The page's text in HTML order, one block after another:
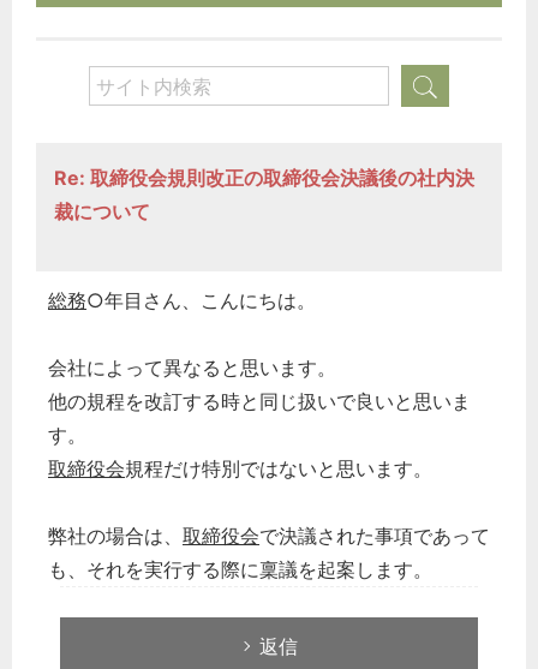
Re: 取締役会規則改正の取締役会決議後の社内決
裁について
総務○年目さん、こんにちは。
会社によって異なると思います。
他の規程を改訂する時と同じ扱いで良いと思いま
す。
取締役会規程だけ特別ではないと思います。
弊社の場合は、 取締役会で決議された事項であって
も、それを実行する際に稟議を起案します。
返信